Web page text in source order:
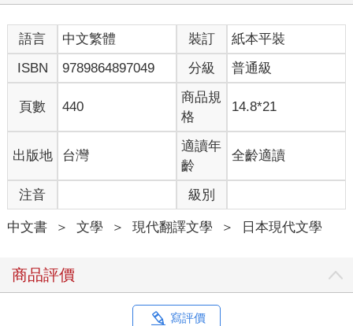
語言 中文繁體 裝訂
紙本平裝
ISBN
9789864897049 分級 普通級
頁數 440
商品規
格
14.8*21
出版地 台灣
適讀年
齡
全齡適讀
注音 級別
中文書 ＞ 文學 ＞ 現代翻譯文學 ＞ 日本現代文學
商品評價
寫評價